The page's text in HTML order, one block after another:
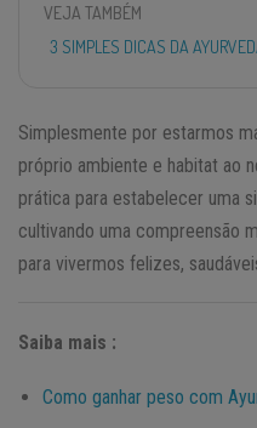
VEJA TAMBÉM
3 SIMPLES DICAS DA
Simplesmente por estarmos
próprio ambiente e habitat ao
prática para estabelecer uma
cultivando uma compreensão
para vivermos felizes,
Saiba mais :
Como ganhar peso com